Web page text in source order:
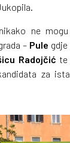
ne
– Pule
Radojčić te
za